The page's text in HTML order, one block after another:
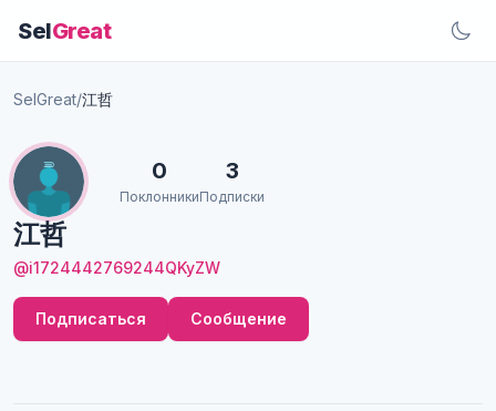
SelGreat
SelGreat/江哲
江哲
@i1724442769244QKyZW
0
Поклонники
3
Подписки
Подписаться Сообщение